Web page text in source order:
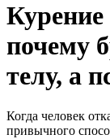
Курение
почему
телу, а
Когда человек
привычного